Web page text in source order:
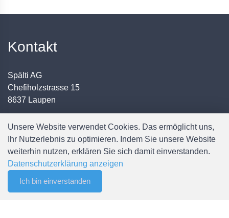
Filter Merkliste
Kontakt
Spälti AG
Chefiholzstrasse 15
8637 Laupen
Mail: info@spaelti-ag.ch
Telefon: +41 55 256 80 90
Unsere Website verwendet Cookies. Das ermöglicht uns,
Ihr Nutzerlebnis zu optimieren. Indem Sie unsere Website
weiterhin nutzen, erklären Sie sich damit einverstanden.
Datenschutzerklärung anzeigen
Ich bin einverstanden